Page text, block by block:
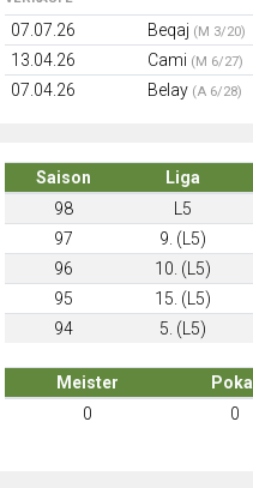
07.07.26 Beqaj (M 3/20)
13.04.26
Cami (M 6/27)
07.04.26
Belay (A 6/28)
Saison Liga
98
L5
97
9. (L5)
96
10. (L5)
95
15. (L5)
94
5. (L5)
Meister Pokal
0
0